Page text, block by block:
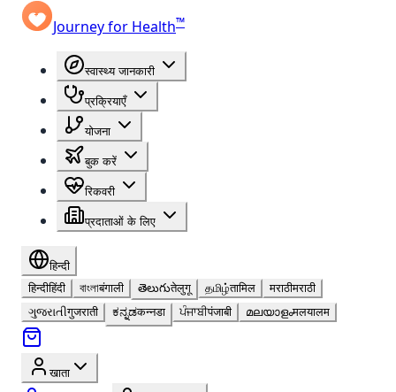
Journey for Health™
स्वास्थ्य जानकारी
प्रक्रियाएँ
योजना
बुक करें
रिकवरी
प्रदाताओं के लिए
हिन्दी
हिन्दीहिंदी বাংলাबंगाली తెలుగుतेलुगू தமிழ்तामिल मराठीमराठी
ગુજરાતીगुजराती ಕನ್ನಡकन्नडा ਪੰਜਾਬੀपंजाबी മലയാളംमलयालम
खाता